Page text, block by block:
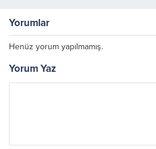
Yorumlar
Henüz yorum yapılmamış.
Yorum Yaz